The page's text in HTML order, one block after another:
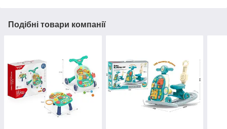
Подібні товари компанії